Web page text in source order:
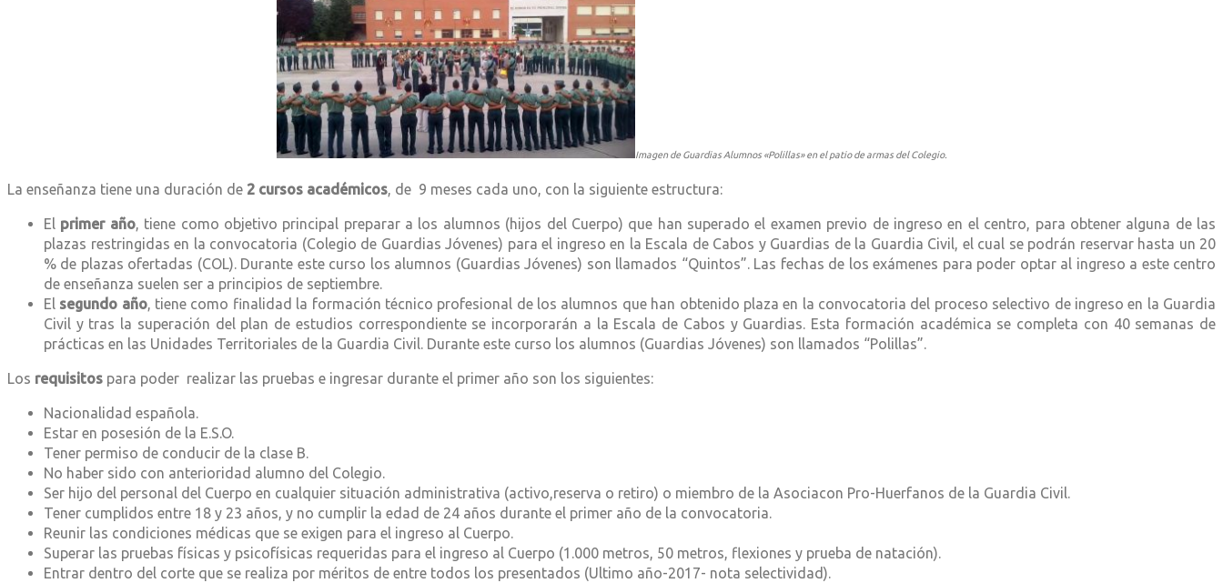
Imagen de Guardias Alumnos «Polillas» en elpatiode armas del Colegio.
La enseñanza tiene una duración de 2 cursos académicos, de 9 meses cada uno, con la siguiente estructura:
El primer año, tiene como objetivo principal preparar a los alumnos (hijos del Cuerpo) que han superado el examen previo de ingreso en el centro, para obtener alguna de las
plazas restringidas en la convocatoria (Colegio de Guardias Jóvenes) para el ingreso en la Escala de Cabos y Guardias de la Guardia Civil, el cual se podrán reservar hasta un 20
% de plazas ofertadas (COL). Durante este curso los alumnos (Guardias Jóvenes) son llamados “Quintos”. Las fechas de los exámenes para poder optar al ingreso a este centro
de enseñanza suelen ser a principios de septiembre.
El segundo año, tiene como finalidad la formación técnico profesional de los alumnos que han obtenido plaza en la convocatoria del proceso selectivo de ingreso en la Guardia
Civil y tras la superación del plan de estudios correspondiente se incorporarán a la Escala de Cabos y Guardias. Esta formación académica se completa con 40 semanas de
prácticas en las Unidades Territoriales de la Guardia Civil. Durante este curso los alumnos (Guardias Jóvenes) son llamados “Polillas”.
Los requisitos para poder realizar las pruebas e ingresar durante el primer año son los siguientes:
Nacionalidad española.
Estar en posesión de la E.S.O.
Tener permiso de conducir de la clase B.
No haber sido con anterioridad alumno del Colegio.
Ser hijo del personal del Cuerpo en cualquier situación administrativa (activo,reserva o retiro) o miembro de la Asociacon Pro-Huerfanos de la Guardia Civil.
Tener cumplidos entre 18 y 23 años, y no cumplir la edad de 24 años durante el primer año de la convocatoria.
Reunir las condiciones médicas que se exigen para el ingreso al Cuerpo.
Superar las pruebas físicas y psicofísicas requeridas para el ingreso al Cuerpo (1.000 metros, 50 metros, flexiones y prueba de natación).
Entrar dentro del corte que se realiza por méritos de entre todos los presentados (Ultimo año-2017- nota selectividad).